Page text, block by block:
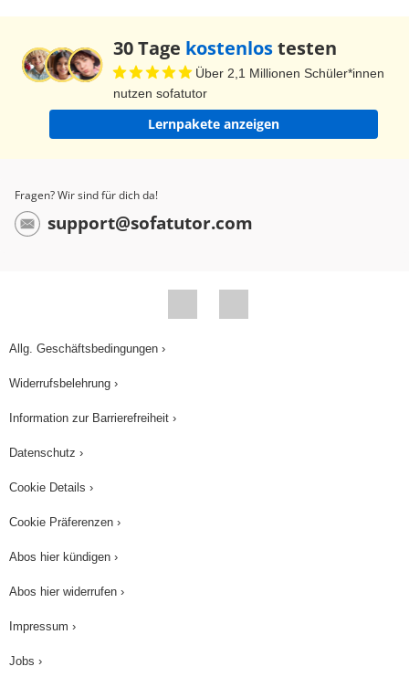
30 Tage kostenlostesten
Über 2,1 Millionen Schüler*innen
nutzen sofatutor
Lernpakete anzeigen
Fragen? Wir sind für dich da!
support@sofatutor.com
Allg. Geschäftsbedingungen ›
Widerrufsbelehrung ›
Information zur Barrierefreiheit ›
Datenschutz ›
Cookie Details ›
Cookie Präferenzen ›
Abos hier kündigen ›
Abos hier widerrufen ›
Impressum ›
Jobs ›